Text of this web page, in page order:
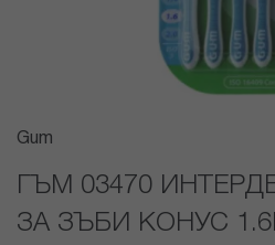
Преминете
началото
галерия
Gum
ГЪМ 03470
ЗА ЗЪБИ КОНУС